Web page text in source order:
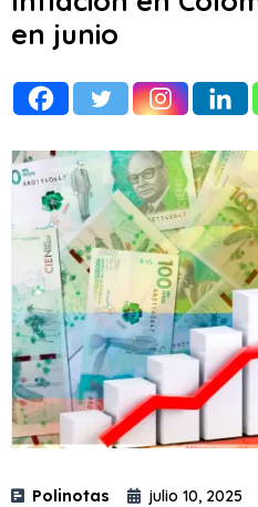
en junio
Polinotas julio 10, 2025